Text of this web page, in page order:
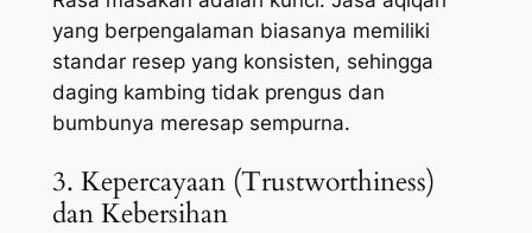
yang berpengalaman biasanya memiliki
standar resep yang konsisten, sehingga
daging kambing tidak prengus dan
bumbunya meresap sempurna.
3. Kepercayaan (Trustworthiness)
dan Kebersihan